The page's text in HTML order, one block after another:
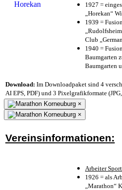
1927 =
„Horekan“
1939 =
Club
1940 =
Baumgarten
Baumgarten
Download: Im Downloadpaket sind 4
AI EPS, PDF) und 3 Pixelgrafikformate
×
×
Vereinsinformationen:
Arbeiter
1926 = als
„Marathon“